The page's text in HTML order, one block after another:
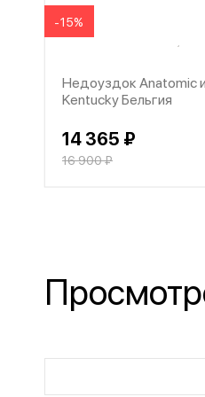
-15%
Недоуздок Anatomic
Kentucky Бельгия
14 365 ₽
16 900 ₽